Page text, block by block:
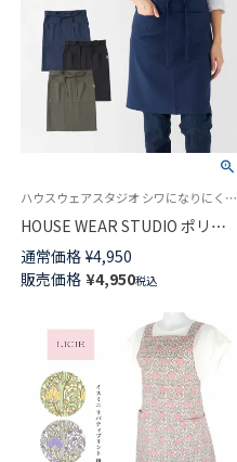
ハウスウェアスタジオ シワになりにくい ポリエステル素材カフェ 飲食店 レストラン ユニフォーム
HOUSE WEAR STUDIO ポリエ
ステルトロ 無地 ポリエステル
100％前結び 前掛け サロン レデ
ィース エプロン 70375051
通常価格 ¥4,950
販売価格 ¥4,950税込